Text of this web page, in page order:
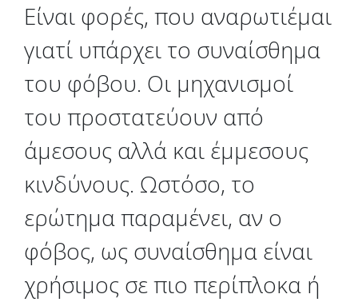
Είναι φορές, που αναρωτιέμαι
γιατί υπάρχει το συναίσθημα
του φόβου. Οι μηχανισμοί
του προστατεύουν από
άμεσους αλλά και έμμεσους
κινδύνους. Ωστόσο, το
ερώτημα παραμένει, αν ο
φόβος, ως συναίσθημα είναι
χρήσιμος σε πιο περίπλοκα ή